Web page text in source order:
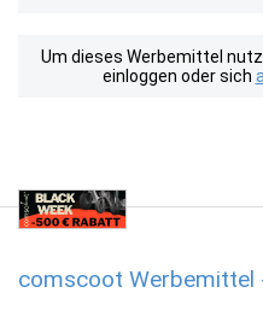
Um dieses Werbemittel
einloggen oder sich
comscoot Werbemittel